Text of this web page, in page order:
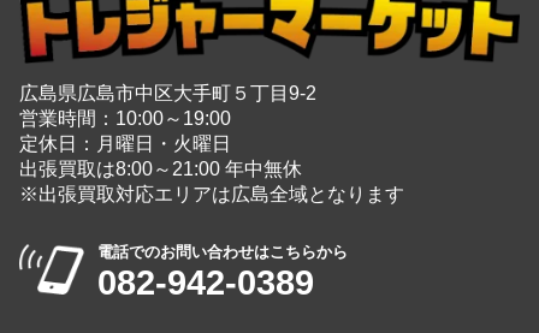
広島県広島市中区大手町５丁目9-2
営業時間：10:00～19:00
定休日：月曜日・火曜日
出張買取は8:00～21:00 年中無休
※出張買取対応エリアは広島全域となります
電話でのお問い合わせはこちらから
082-942-0389